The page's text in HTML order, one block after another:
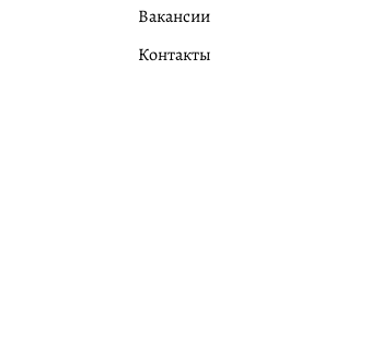
Вакансии
Контакты